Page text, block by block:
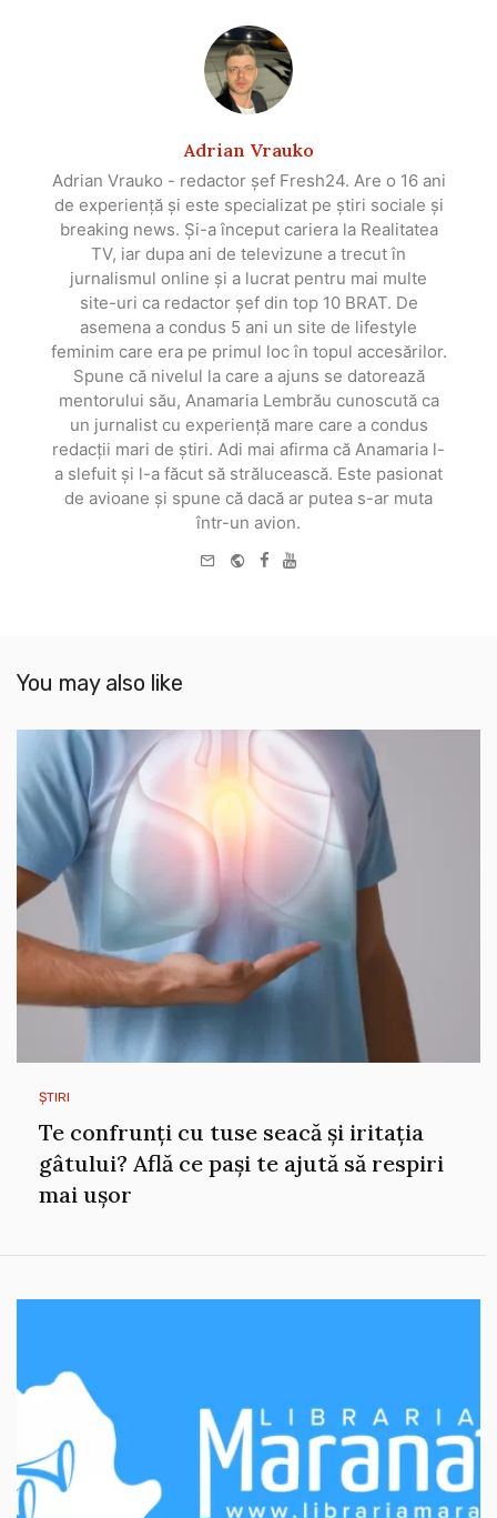
Adrian Vrauko
Adrian Vrauko - redactor șef Fresh24. Are o 16 ani
de experiență și este specializat pe știri sociale și
breaking news. Și-a început cariera la Realitatea
TV, iar dupa ani de televizune a trecut în
jurnalismul online și a lucrat pentru mai multe
site-uri ca redactor șef din top 10 BRAT. De
asemena a condus 5 ani un site de lifestyle
feminim care era pe primul loc în topul accesărilor.
Spune că nivelul la care a ajuns se datorează
mentorului său, Anamaria Lembrău cunoscută ca
un jurnalist cu experiență mare care a condus
redacții mari de știri. Adi mai afirma că Anamaria l-
a slefuit și l-a făcut să strălucească. Este pasionat
de avioane și spune că dacă ar putea s-ar muta
într-un avion.
e-
WebsiteFacebook
You may also like
ȘTIRI
Te confrunți cu tuse seacă și iritația
gâtului? Află ce pași te ajută să respiri
mai ușor